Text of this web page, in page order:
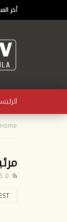
أخر
Home
0 POSTS